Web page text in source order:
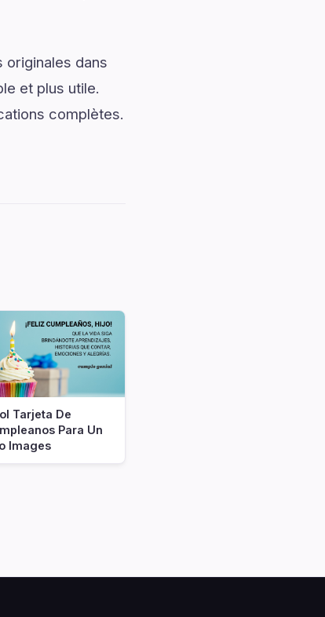
originales dans
et plus utile.
complètes.
Tarjeta De
Para Un
Images